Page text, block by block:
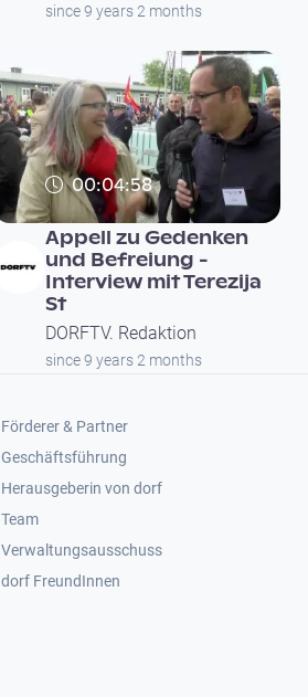
since 9 years 2 months
00:04:58
Appell zu Gedenken
und Befreiung -
Interview mit Terezija
St
DORFTV. Redaktion
since 9 years 2 months
Footer 2
Förderer & Partner
Geschäftsführung
Herausgeberin von dorf
Team
Verwaltungsausschuss
dorf FreundInnen